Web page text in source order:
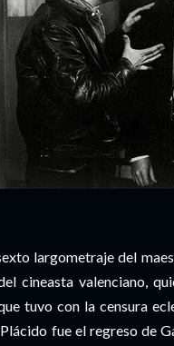
largometraje del
cineasta valenciano,
tuvo con la censura
fue el regreso de